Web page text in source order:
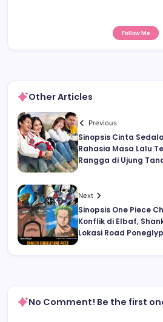
Follow Me
Other Articles
Previous
Sinopsis Cinta
Rahasia Masa Lalu
Rangga di Ujung
Next
Sinopsis One Piece
Konflik di Elbaf,
Lokasi Road
No Comment! Be the first